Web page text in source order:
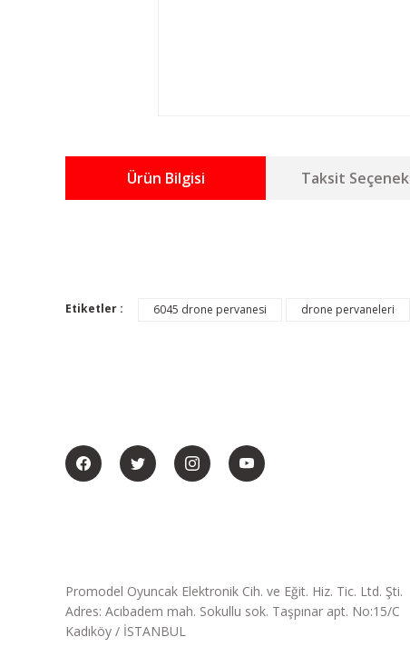
Ürün Bilgisi Taksit
Etiketler : 6045 drone pervanesi drone pervaneleri
Promodel Oyuncak Elektronik Cih. ve Eğit. Hiz. Tic. Ltd. Şti.
Adres: Acıbadem mah. Sokullu sok. Taşpınar apt. No:15/C
Kadıköy / İSTANBUL